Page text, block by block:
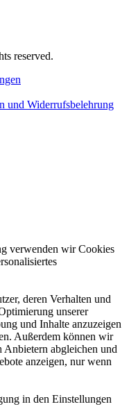
reserved.
und Widerrufsbelehrung
verwenden wir Cookies
deren Verhalten und
unserer
und Inhalte anzuzeigen
Außerdem können wir
Anbietern abgleichen und
anzeigen, nur wenn
in den Einstellungen